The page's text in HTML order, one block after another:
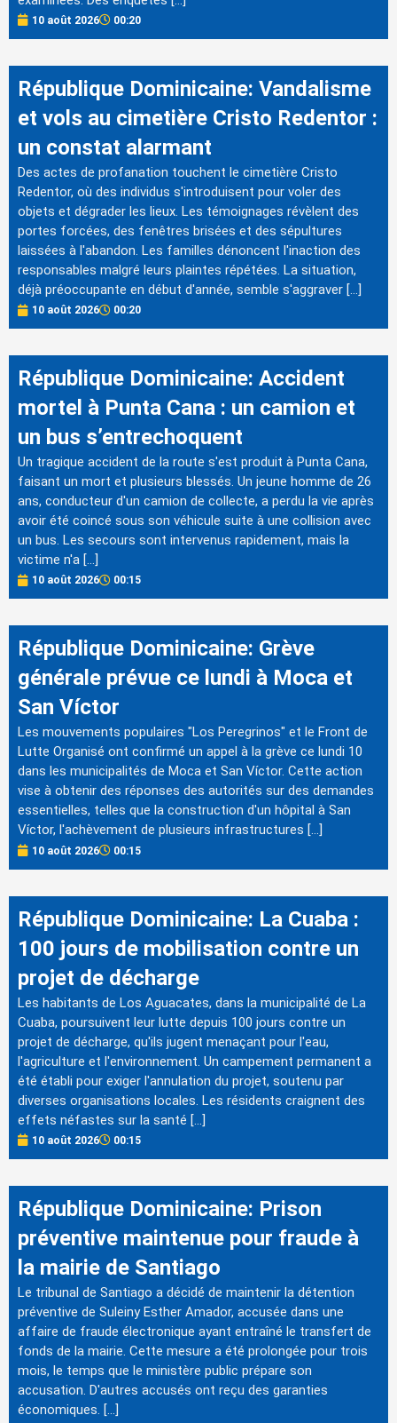
10 août 2026 00:20
République Dominicaine: Vandalisme
et vols au cimetière Cristo Redentor :
un constat alarmant
Des actes de profanation touchent le cimetière Cristo
Redentor, où des individus s'introduisent pour voler des
objets et dégrader les lieux. Les témoignages révèlent des
portes forcées, des fenêtres brisées et des sépultures
laissées à l'abandon. Les familles dénoncent l'inaction des
responsables malgré leurs plaintes répétées. La situation,
déjà préoccupante en début d'année, semble s'aggraver […]
10 août 2026 00:20
République Dominicaine: Accident
mortel à Punta Cana : un camion et
un bus s’entrechoquent
Un tragique accident de la route s'est produit à Punta Cana,
faisant un mort et plusieurs blessés. Un jeune homme de 26
ans, conducteur d'un camion de collecte, a perdu la vie après
avoir été coincé sous son véhicule suite à une collision avec
un bus. Les secours sont intervenus rapidement, mais la
victime n'a […]
10 août 2026 00:15
République Dominicaine: Grève
générale prévue ce lundi à Moca et
San Víctor
Les mouvements populaires "Los Peregrinos" et le Front de
Lutte Organisé ont confirmé un appel à la grève ce lundi 10
dans les municipalités de Moca et San Víctor. Cette action
vise à obtenir des réponses des autorités sur des demandes
essentielles, telles que la construction d'un hôpital à San
Víctor, l'achèvement de plusieurs infrastructures […]
10 août 2026 00:15
République Dominicaine: La Cuaba :
100 jours de mobilisation contre un
projet de décharge
Les habitants de Los Aguacates, dans la municipalité de La
Cuaba, poursuivent leur lutte depuis 100 jours contre un
projet de décharge, qu'ils jugent menaçant pour l'eau,
l'agriculture et l'environnement. Un campement permanent a
été établi pour exiger l'annulation du projet, soutenu par
diverses organisations locales. Les résidents craignent des
effets néfastes sur la santé […]
10 août 2026 00:15
République Dominicaine: Prison
préventive maintenue pour fraude à
la mairie de Santiago
Le tribunal de Santiago a décidé de maintenir la détention
préventive de Suleiny Esther Amador, accusée dans une
affaire de fraude électronique ayant entraîné le transfert de
fonds de la mairie. Cette mesure a été prolongée pour trois
mois, le temps que le ministère public prépare son
accusation. D'autres accusés ont reçu des garanties
économiques. […]